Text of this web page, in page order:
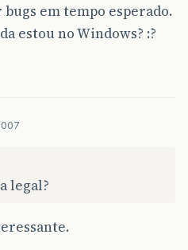
em tempo esperado.
estou no Windows? :?
legal?